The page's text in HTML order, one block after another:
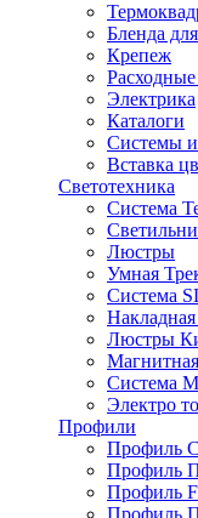
Бленда
Крепеж
Электрика
Каталоги
Системы
Вставка
Светотехника
Система
Люстры
Умная
Система
Люстры
Система
Электро
Профили
Профиль
Профиль
Профиль
Профиль